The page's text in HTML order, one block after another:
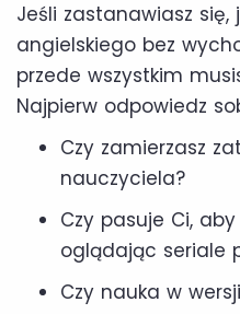
Jeśli zastanawiasz się,
angielskiego bez
przede wszystkim
Najpierw odpowiedz
Czy zamierzasz
nauczyciela?
Czy pasuje Ci,
oglądając seriale
Czy nauka w